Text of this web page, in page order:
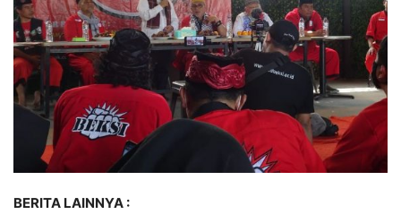
BERITA LAINNYA :